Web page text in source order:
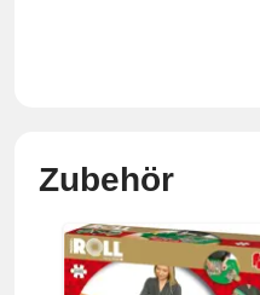
Zubehör